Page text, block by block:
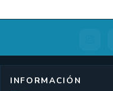
INFORMACIÓN